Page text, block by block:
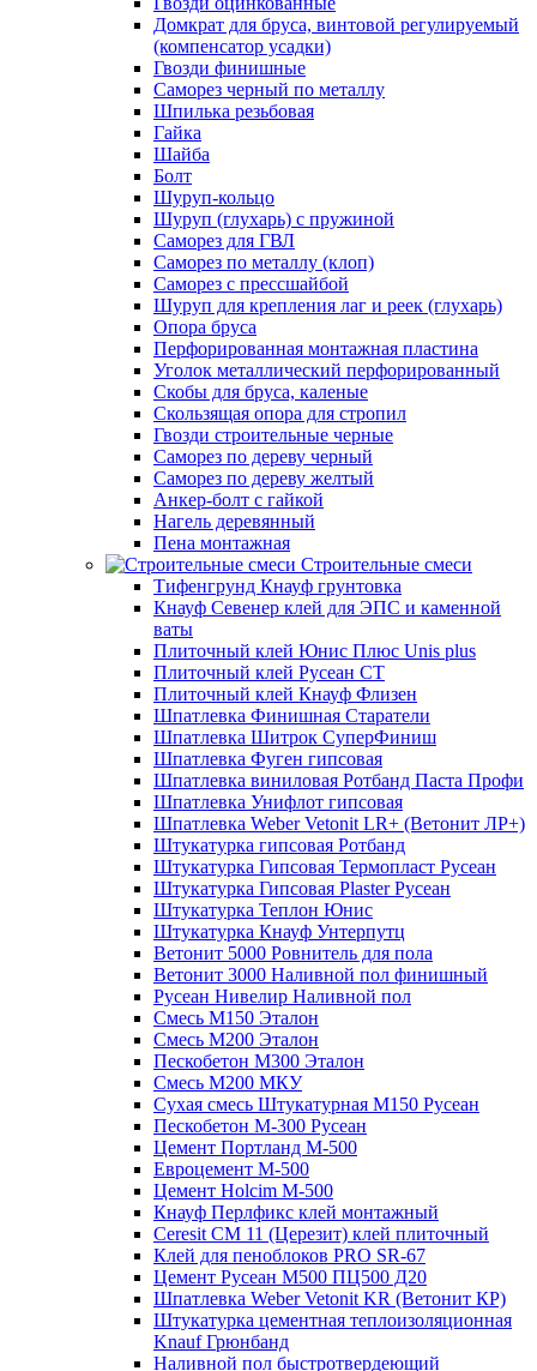
Домкрат для бруса, винтовой регулируемый
(компенсатор усадки)
Гвозди финишные
Саморез черный по металлу
Шпилька резьбовая
Гайка
Шайба
Болт
Шуруп-кольцо
Шуруп (глухарь) с пружиной
Саморез для ГВЛ
Саморез по металлу (клоп)
Саморез с прессшайбой
Шуруп для крепления лаг и реек (глухарь)
Опора бруса
Перфорированная монтажная пластина
Уголок металлический перфорированный
Скобы для бруса, каленые
Скользящая опора для стропил
Гвозди строительные черные
Саморез по дереву черный
Саморез по дереву желтый
Анкер-болт с гайкой
Нагель деревянный
Пена монтажная
Строительные смеси
Тифенгрунд Кнауф грунтовка
Кнауф Севенер клей для ЭПС и каменной
ваты
Плиточный клей Юнис Плюс Unis plus
Плиточный клей Русеан СТ
Плиточный клей Кнауф Флизен
Шпатлевка Финишная Старатели
Шпатлевка Шитрок СуперФиниш
Шпатлевка Фуген гипсовая
Шпатлевка виниловая Ротбанд Паста Профи
Шпатлевка Унифлот гипсовая
Шпатлевка Weber Vetonit LR+ (Ветонит ЛР+)
Штукатурка гипсовая Ротбанд
Штукатурка Гипсовая Термопласт Русеан
Штукатурка Гипсовая Plaster Русеан
Штукатурка Теплон Юнис
Штукатурка Кнауф Унтерпутц
Ветонит 5000 Ровнитель для пола
Ветонит 3000 Наливной пол финишный
Русеан Нивелир Наливной пол
Смесь М150 Эталон
Смесь М200 Эталон
Пескобетон М300 Эталон
Смесь М200 МКУ
Сухая смесь Штукатурная М150 Русеан
Пескобетон М-300 Русеан
Цемент Портланд М-500
Евроцемент М-500
Цемент Holcim М-500
Кнауф Перлфикс клей монтажный
Сeresit СМ 11 (Церезит) клей плиточный
Клей для пеноблоков PRO SR-67
Цемент Русеан М500 ПЦ500 Д20
Шпатлевка Weber Vetonit KR (Ветонит КР)
Штукатурка цементная теплоизоляционная
Knauf Грюнбанд
Наливной пол быстротвердеющий